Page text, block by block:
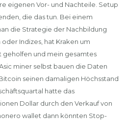
eigenen Vor- und Nachteile. Setup
die das tun. Bei einem
die Strategie der Nachbildung
Indizes, hat Kraken um
geholfen und mein gesamtes
miner selbst bauen die Daten
seinen damaligen Höchsstand
hatte das
Dollar durch den Verkauf von
wallet dann könnten Stop-